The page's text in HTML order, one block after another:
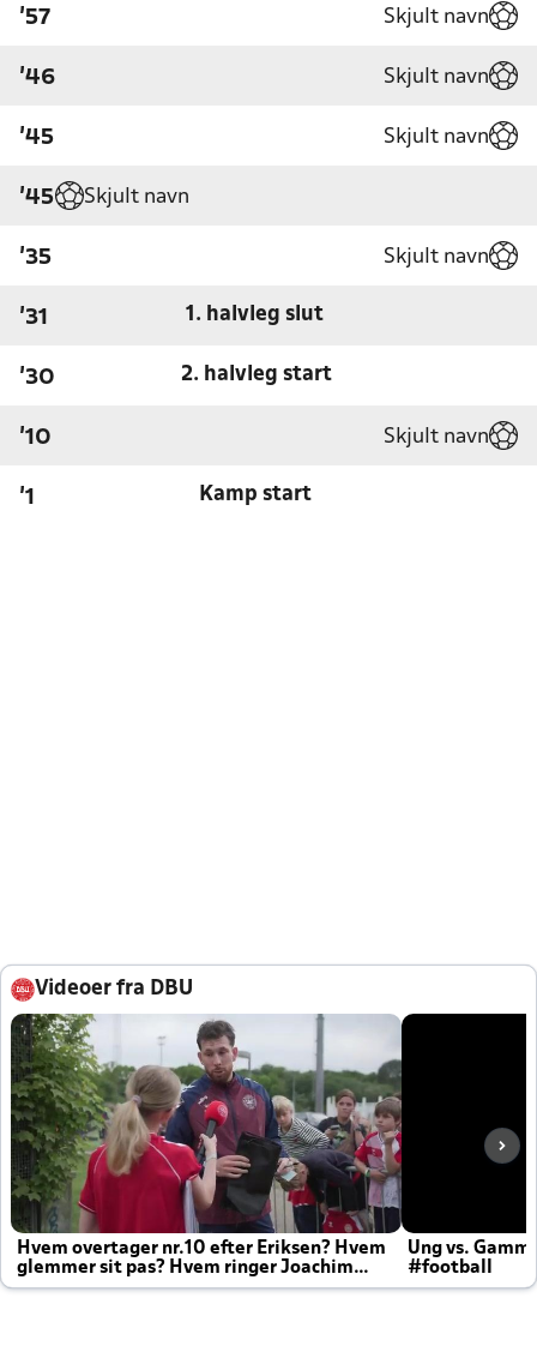
'57 Skjult navn
'46 Skjult navn
'45 Skjult navn
'45 Skjult navn
'35 Skjult navn
'31 1. halvleg slut
'30 2. halvleg start
'10 Skjult navn
'1 Kamp start
Videoer fra DBU
Hvem overtager nr.10 efter Eriksen? Hvem
glemmer sit pas? Hvem ringer Joachim
altid til efter kampe?
Ung vs.
#football